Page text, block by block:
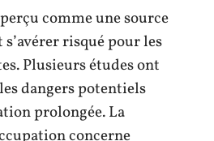
comme une source
risqué pour les
Plusieurs études ont
dangers potentiels
prolongée. La
concerne